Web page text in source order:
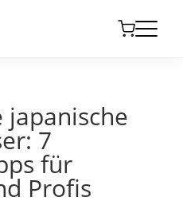
7
für
Profis